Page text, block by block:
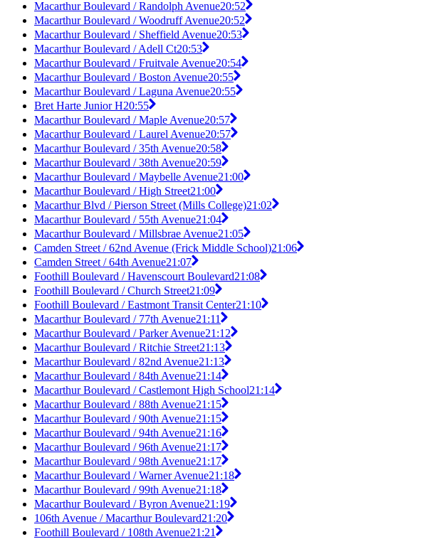
Macarthur Boulevard / Randolph Avenue20:52
Macarthur Boulevard / Woodruff Avenue20:52
Macarthur Boulevard / Sheffield Avenue20:53
Macarthur Boulevard / Adell Ct20:53
Macarthur Boulevard / Fruitvale Avenue20:54
Macarthur Boulevard / Boston Avenue20:55
Macarthur Boulevard / Laguna Avenue20:55
Bret Harte Junior H20:55
Macarthur Boulevard / Maple Avenue20:57
Macarthur Boulevard / Laurel Avenue20:57
Macarthur Boulevard / 35th Avenue20:58
Macarthur Boulevard / 38th Avenue20:59
Macarthur Boulevard / Maybelle Avenue21:00
Macarthur Boulevard / High Street21:00
Macarthur Blvd / Pierson Street (Mills College)21:02
Macarthur Boulevard / 55th Avenue21:04
Macarthur Boulevard / Millsbrae Avenue21:05
Camden Street / 62nd Avenue (Frick Middle School)21:06
Camden Street / 64th Avenue21:07
Foothill Boulevard / Havenscourt Boulevard21:08
Foothill Boulevard / Church Street21:09
Foothill Boulevard / Eastmont Transit Center21:10
Macarthur Boulevard / 77th Avenue21:11
Macarthur Boulevard / Parker Avenue21:12
Macarthur Boulevard / Ritchie Street21:13
Macarthur Boulevard / 82nd Avenue21:13
Macarthur Boulevard / 84th Avenue21:14
Macarthur Boulevard / Castlemont High School21:14
Macarthur Boulevard / 88th Avenue21:15
Macarthur Boulevard / 90th Avenue21:15
Macarthur Boulevard / 94th Avenue21:16
Macarthur Boulevard / 96th Avenue21:17
Macarthur Boulevard / 98th Avenue21:17
Macarthur Boulevard / Warner Avenue21:18
Macarthur Boulevard / 99th Avenue21:18
Macarthur Boulevard / Byron Avenue21:19
106th Avenue / Macarthur Boulevard21:20
Foothill Boulevard / 108th Avenue21:21